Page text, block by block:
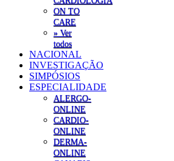
ON TO
CARE
» Ver
todos
NACIONAL
INVESTIGAÇÃO
SIMPÓSIOS
ESPECIALIDADE
ALERGO-
ONLINE
CARDIO-
ONLINE
DERMA-
ONLINE